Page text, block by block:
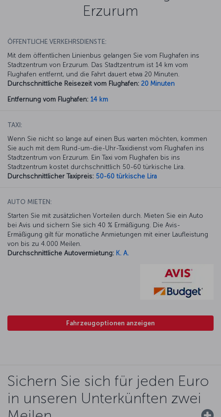
Erzurum
ÖFFENTLICHE VERKEHRSDIENSTE:
Mit dem öffentlichen Linienbus gelangen Sie vom Flughafen ins
Stadtzentrum von Erzurum. Das Stadtzentrum ist 14 km vom
Flughafen entfernt, und die Fahrt dauert etwa 20 Minuten.
Durchschnittliche Reisezeit vom Flughafen: 20 Minuten
Entfernung vom Flughafen: 14 km
TAXI:
Wenn Sie nicht so lange auf einen Bus warten möchten, kommen
Sie auch mit dem Rund-um-die-Uhr-Taxidienst vom Flughafen ins
Stadtzentrum von Erzurum. Ein Taxi vom Flughafen bis ins
Stadtzentrum kostet durchschnittlich 50-60 türkische Lira.
Durchschnittlicher Taxipreis: 50-60 türkische Lira
AUTO MIETEN:
Starten Sie mit zusätzlichen Vorteilen durch. Mieten Sie ein Auto
bei Avis und sichern Sie sich 40 % Ermäßigung. Die Avis-
Ermäßigung gilt für monatliche Anmietungen mit einer Laufleistung
von bis zu 4.000 Meilen.
Durchschnittliche Autovermietung: K. A.
Fahrzeugoptionen anzeigen
Sichern Sie sich für jeden Euro
in unseren Unterkünften zwei